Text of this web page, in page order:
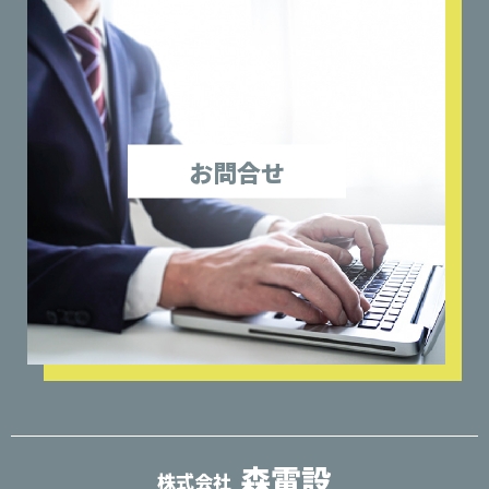
お問合せ
株式会社 森電設